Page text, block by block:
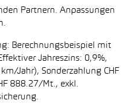
Partnern. Anpassungen
Berechnungsbeispiel mit
Jahreszins: 0,9%,
Jahr), Sonderzahlung CHF
888.27/Mt., exkl.